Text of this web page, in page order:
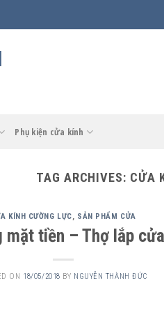
Phụ kiện cửa kính
TAG ARCHIVES: CỬA
KÍNH CƯỜNG LỰC, SẢN PHẨM CỬA
mặt tiền – Thợ lắp
ON 18/05/2018 BY NGUYỄN THÀNH ĐỨC